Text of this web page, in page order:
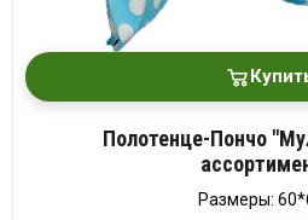
Полотенце-Пончо
Размеры: